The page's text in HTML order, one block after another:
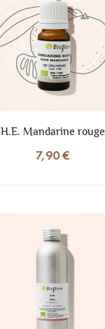
H.E. Mandarine rouge
7,90 €